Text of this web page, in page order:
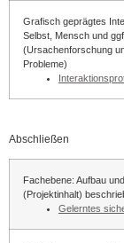
Grafisch geprägtes
Selbst, Mensch und
(Ursachenforschung
Probleme)
Abschließen
Fachebene: Aufbau
(Projektinhalt)
Gelerntes